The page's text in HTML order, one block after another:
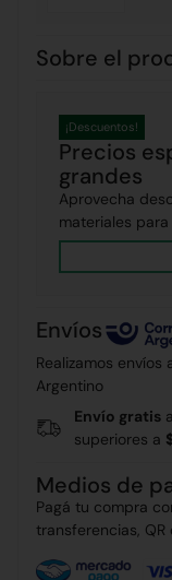
Sobre el
Precios
grandes
¡Descuentos!
Aprovecha
materiales
Envíos
Realizamos
Argentino
Envío gratis
superiores a
Medios de
Pagá tu compra
transferencias, QR